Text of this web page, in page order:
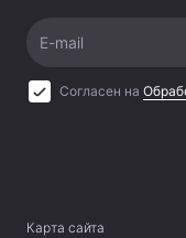
E-mail
Согласен на
Карта сайта